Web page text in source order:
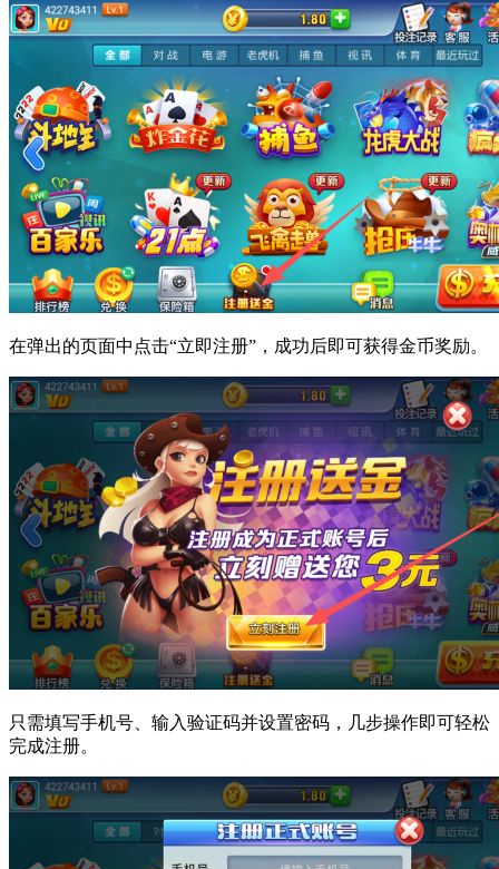
在弹出的页面中点击“立即注册”，成功后即可获得金币奖励。
只需填写手机号、输入验证码并设置密码，几步操作即可轻松
完成注册。